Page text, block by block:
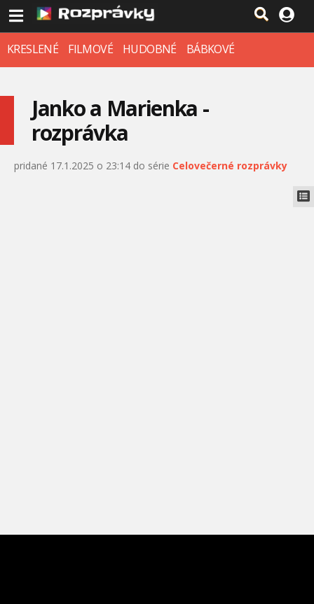
KRESLENÉ FILMOVÉ HUDOBNÉ BÁBKOVÉ
Janko a Marienka -
rozprávka
pridané 17.1.2025 o 23:14 do série Celovečerné rozprávky